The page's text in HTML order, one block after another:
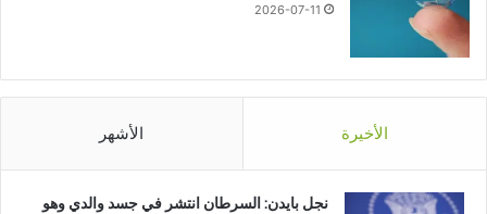
2026-07-11
الأخيرة الأشهر
نجل بايدن: السرطان انتشر في جسد والدي وهو